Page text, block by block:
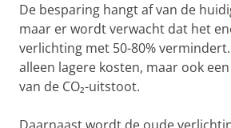
De besparing hangt af van de
maar er wordt verwacht dat het
verlichting met 50-80%
alleen lagere kosten, maar ook
van de CO₂-uitstoot.